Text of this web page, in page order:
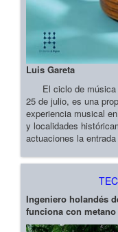
Luis Gareta
El ciclo de música
25 de julio, es una
experiencia musical
y localidades
actuaciones la
Ingeniero holandés
funciona con